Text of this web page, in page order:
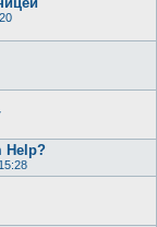
Help?